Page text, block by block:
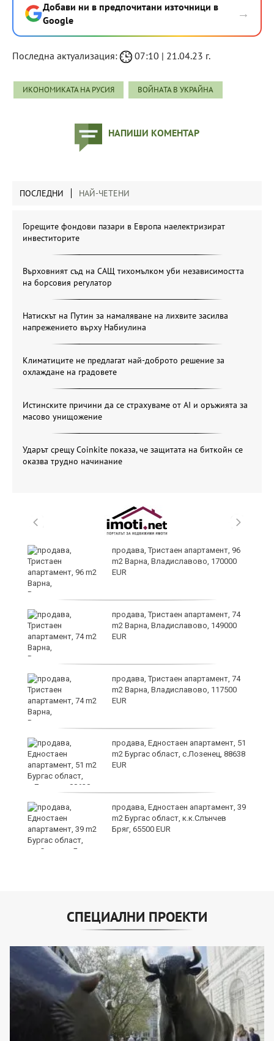
Добави ни в предпочитани източници в
Google
→
Последна актуализация: 07:10 | 21.04.23 г.
ИКОНОМИКАТА НА РУСИЯ ВОЙНАТА В УКРАЙНА
НАПИШИ КОМЕНТАР
ПОСЛЕДНИ НАЙ-ЧЕТЕНИ
Горещите фондови пазари в Европа наелектризират
инвеститорите
Върховният съд на САЩ тихомълком уби независимостта
на борсовия регулатор
Натискът на Путин за намаляване на лихвите засилва
напрежението върху Набиулина
Климатиците не предлагат най-доброто решение за
охлаждане на градовете
Истинските причини да се страхуваме от AI и оръжията за
масово унищожение
Ударът срещу Coinkite показа, че защитата на биткойн се
оказва трудно начинание
продава, Тристаен апартамент, 96
m2 Варна, Владиславово, 170000
EUR
продава, Тристаен апартамент, 74
m2 Варна, Владиславово, 149000
EUR
продава, Тристаен апартамент, 74
m2 Варна, Владиславово, 117500
EUR
продава, Едностаен апартамент, 51
m2 Бургас област, с.Лозенец, 88638
EUR
продава, Едностаен апартамент, 39
m2 Бургас област, к.к.Слънчев
Бряг, 65500 EUR
СПЕЦИАЛНИ ПРОЕКТИ